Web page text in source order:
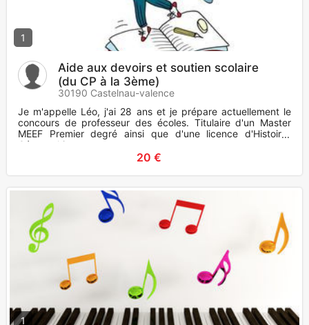
1
Aide aux devoirs et soutien scolaire
(du CP à la 3ème)
30190 Castelnau-valence
Je m'appelle Léo, j'ai 28 ans et je prépare actuellement le
concours de professeur des écoles. Titulaire d'un Master
MEEF Premier degré ainsi que d'une licence d'Histoire-
Géographi
20 €
1